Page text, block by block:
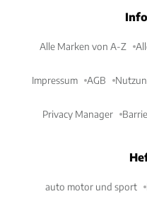
Alle Marken von A-Z
Impressum AGB
Privacy Manager
auto motor und sport